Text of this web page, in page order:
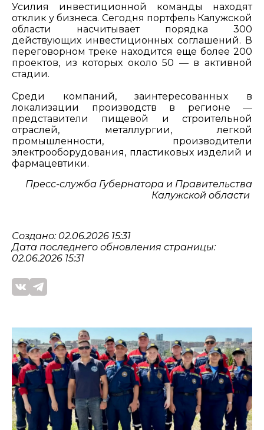
Усилия инвестиционной команды находят
отклик у бизнеса. Сегодня портфель Калужской
области насчитывает порядка 300
действующих инвестиционных соглашений. В
переговорном треке находится еще более 200
проектов, из которых около 50 — в активной
стадии.
Среди компаний, заинтересованных в
локализации производств в регионе —
представители пищевой и строительной
отраслей, металлургии, легкой
промышленности, производители
электрооборудования, пластиковых изделий и
фармацевтики.
Пресс-служба Губернатора и Правительства
Калужской области
Создано: 02.06.2026 15:31
Дата последнего обновления страницы:
02.06.2026 15:31